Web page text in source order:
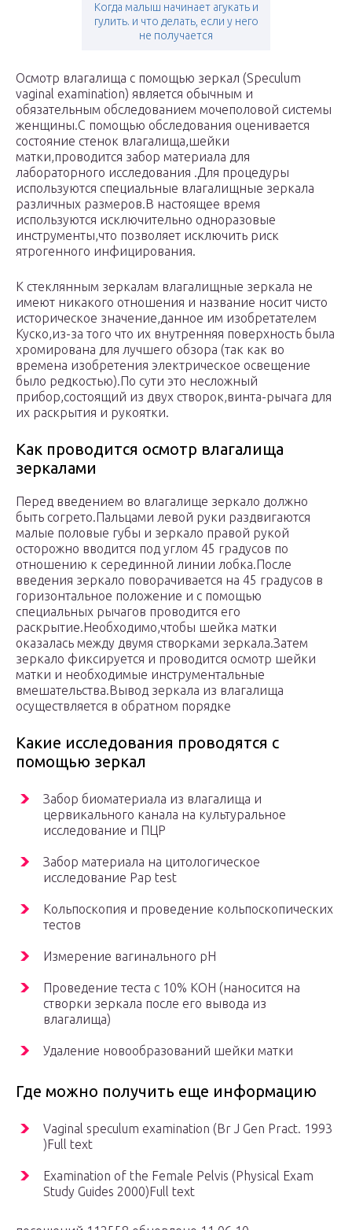
Когда малыш начинает агукать и
гулить. и что делать, если у него
не получается
Осмотр влагалища с помощью зеркал (Speculum
vaginal examination) является обычным и
обязательным обследованием мочеполовой системы
женщины.С помощью обследования оценивается
состояние стенок влагалища,шейки
матки,проводится забор материала для
лабораторного исследования .Для процедуры
используются специальные влагалищные зеркала
различных размеров.В настоящее время
используются исключительно одноразовые
инструменты,что позволяет исключить риск
ятрогенного инфицирования.
К стеклянным зеркалам влагалищные зеркала не
имеют никакого отношения и название носит чисто
историческое значение,данное им изобретателем
Куско,из-за того что их внутренняя поверхность была
хромирована для лучшего обзора (так как во
времена изобретения электрическое освещение
было редкостью).По сути это несложный
прибор,состоящий из двух створок,винта-рычага для
их раскрытия и рукоятки.
Как проводится осмотр влагалища
зеркалами
Перед введением во влагалище зеркало должно
быть согрето.Пальцами левой руки раздвигаются
малые половые губы и зеркало правой рукой
осторожно вводится под углом 45 градусов по
отношению к серединной линии лобка.После
введения зеркало поворачивается на 45 градусов в
горизонтальное положение и с помощью
специальных рычагов проводится его
раскрытие.Необходимо,чтобы шейка матки
оказалась между двумя створками зеркала.Затем
зеркало фиксируется и проводится осмотр шейки
матки и необходимые инструментальные
вмешательства.Вывод зеркала из влагалища
осуществляется в обратном порядке
Какие исследования проводятся с
помощью зеркал
Забор биоматериала из влагалища и
цервикального канала на культуральное
исследование и ПЦР
Забор материала на цитологическое
исследование Pap test
Кольпоскопия и проведение кольпоскопических
тестов
Измерение вагинального рН
Проведение теста с 10% КОН (наносится на
створки зеркала после его вывода из
влагалища)
Удаление новообразований шейки матки
Где можно получить еще информацию
Vaginal speculum examination (Br J Gen Pract. 1993
)Full text
Examination of the Female Pelvis (Physical Exam
Study Guides 2000)Full text